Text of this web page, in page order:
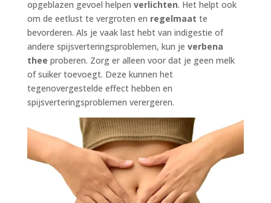
opgeblazen gevoel helpen verlichten. Het helpt ook
om de eetlust te vergroten en regelmaat te
bevorderen. Als je vaak last hebt van indigestie of
andere spijsverteringsproblemen, kun je verbena
thee proberen. Zorg er alleen voor dat je geen melk
of suiker toevoegt. Deze kunnen het
tegenovergestelde effect hebben en
spijsverteringsproblemen verergeren.